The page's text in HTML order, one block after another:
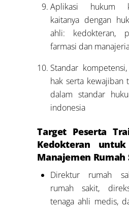
Aplikasi hukum
kaitanya dengan
ahli: kedokteran,
farmasi dan
Standar
hak serta kewajiban
dalam standar
indonesia
Target Peserta
Kedokteran
Manajemen Rumah
Direktur rumah
rumah sakit,
tenaga ahli medis,